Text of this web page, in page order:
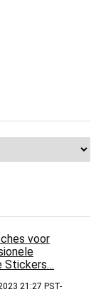
voor
Stickers…
21:27 PST-